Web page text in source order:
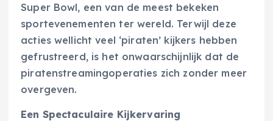
Super Bowl, een van de meest bekeken
sportevenementen ter wereld. Terwijl deze
acties wellicht veel ‘piraten’ kijkers hebben
gefrustreerd, is het onwaarschijnlijk dat de
piratenstreamingoperaties zich zonder meer
overgeven.
Een Spectaculaire Kijkervaring